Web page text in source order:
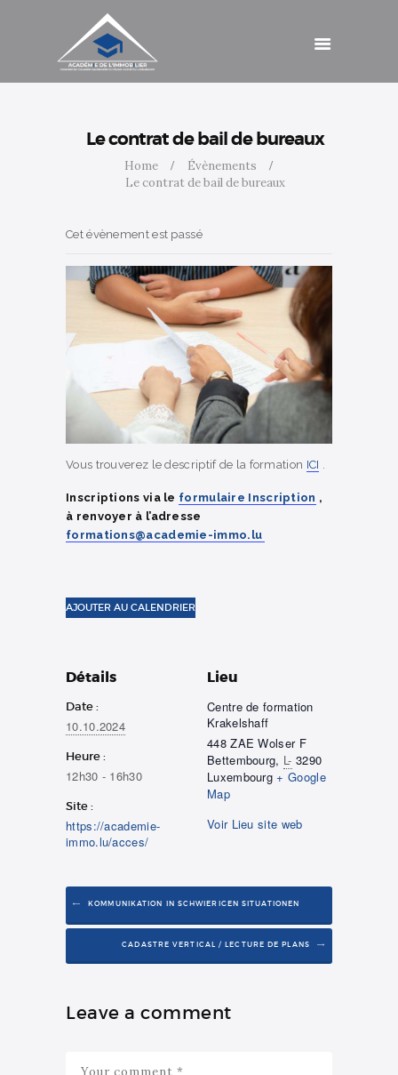
Le contrat de bail de bureaux
Home
Évènements
Le contrat de bail de bureaux
Catalogue de
formations
Agenda
Cotisations
Accès
Cet évènement est passé
Vous trouverez le descriptif de la formation ICI
Inscriptions via le formulaire Inscription ,
à renvoyer à l’adresse
formations@academie-immo.lu
AJOUTER AU CALENDRIER
Détails
Date :
10.10.2024
Heure :
12h30 - 16h30
Site :
https://academie-
immo.lu/acces/
Lieu
Centre de formation
Krakelshaff
448 ZAE Wolser F
Bettembourg, L- 3290
Luxembourg + Google
Map
Voir Lieu site web
KOMMUNIKATION IN SCHWIERIGEN SITUATIONEN
CADASTRE VERTICAL / LECTURE DE PLANS
Leave a comment